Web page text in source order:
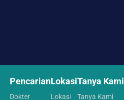
Pencarian
Dokter
Lokasi
Lokasi
Tanya Kami
Tanya Kami